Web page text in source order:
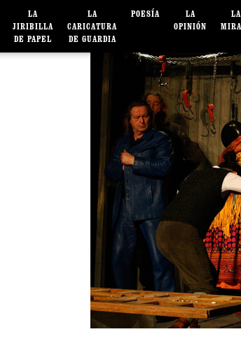
LA
JIRIBILLA
DE PAPEL
LA
CARICATURA
DE GUARDIA
POESÍA
LA
OPINIÓN
LA